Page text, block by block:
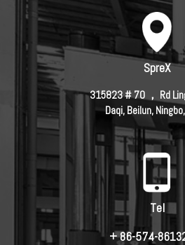
SpreX
315823 # 70 ， Rd
Daqi, Beilun,
Tel
+ 86-574-